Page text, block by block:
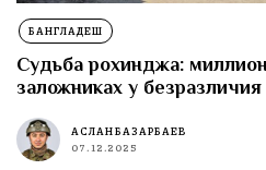
БАНГЛАДЕШ
Судьба рохинджа:
заложниках у безразличия
АСЛАН БАЗАРБАЕВ
07.12.2025